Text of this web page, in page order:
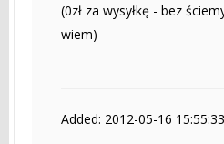
(0zł za wysyłkę - bez
wiem)
Added: 2012-05-16 15:55:33